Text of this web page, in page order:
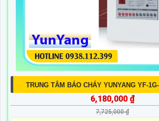
TRUNG TÂM BÁO CHÁY YUNYANG YF-
6,180,000 ₫
7,725,000 ₫